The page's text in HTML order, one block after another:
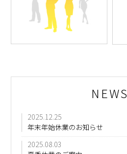
NEWS
2025.12.25
年末年始休業のお知らせ
2025.08.03